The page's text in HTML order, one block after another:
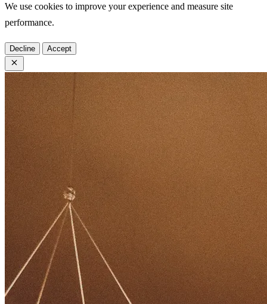
We use cookies to improve your experience and measure site
performance.
Decline Accept